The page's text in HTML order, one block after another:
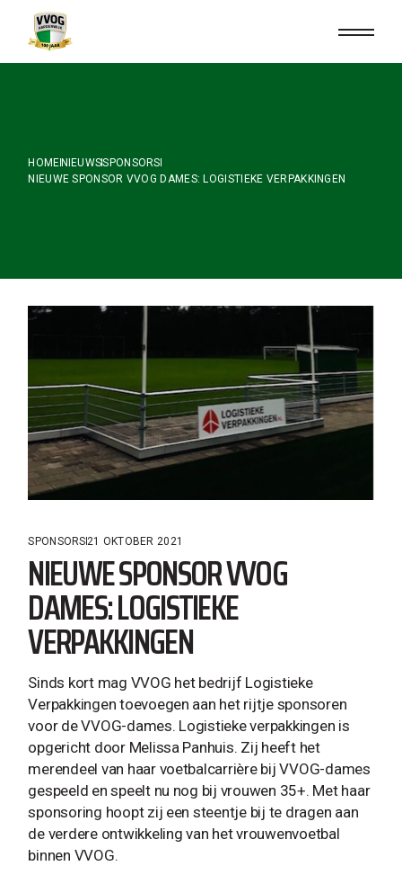
content
HOME NIEUWSSPONSORS
NIEUWE SPONSOR VVOG DAMES: LOGISTIEKE VERPAKKINGEN
SPONSORS21 OKTOBER 2021
NIEUWE SPONSOR VVOG
DAMES: LOGISTIEKE
VERPAKKINGEN
Sinds kort mag VVOG het bedrijf Logistieke
Verpakkingen toevoegen aan het rijtje sponsoren
voor de VVOG-dames. Logistieke verpakkingen is
opgericht door Melissa Panhuis. Zij heeft het
merendeel van haar voetbalcarrière bij VVOG-dames
gespeeld en speelt nu nog bij vrouwen 35+. Met haar
sponsoring hoopt zij een steentje bij te dragen aan
de verdere ontwikkeling van het vrouwenvoetbal
binnen VVOG.